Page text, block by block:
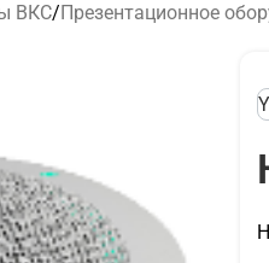
ВКС Презентационное